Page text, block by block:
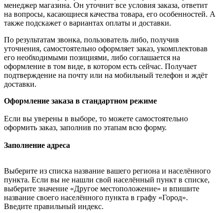
менеджер магазина. Он уточнит все условия заказа, ответит
на вопросы, касающиеся качества товара, его особенностей. А
также подскажет о вариантах оплаты и доставки.
По результатам звонка, пользователь либо, получив
уточнения, самостоятельно оформляет заказ, укомплектовав
его необходимыми позициями, либо соглашается на
оформление в том виде, в котором есть сейчас. Получает
подтверждение на почту или на мобильный телефон и ждёт
доставки.
Оформление заказа в стандартном режиме
Если вы уверены в выборе, то можете самостоятельно
оформить заказ, заполнив по этапам всю форму.
Заполнение адреса
Выберите из списка название вашего региона и населённого
пункта. Если вы не нашли свой населённый пункт в списке,
выберите значение «Другое местоположение» и впишите
название своего населённого пункта в графу «Город».
Введите правильный индекс.